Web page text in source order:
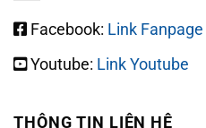
Facebook: Link Fanpage
Youtube: Link Youtube
THÔNG TIN LIÊN HỆ